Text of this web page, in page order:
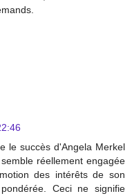
le succès d'Angela Merkel
réellement engagée
des intérêts de son
Ceci ne signifie